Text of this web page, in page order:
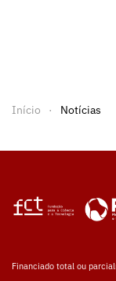
Início Notícias
Financiado total ou